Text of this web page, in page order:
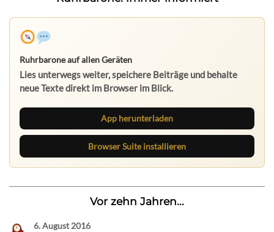
Ruhrbarone auf allen Geräten
Lies unterwegs weiter, speichere Beiträge und behalte
neue Texte direkt im Browser im Blick.
App herunterladen
Browser Suite installieren
Vor zehn Jahren...
6. August 2016